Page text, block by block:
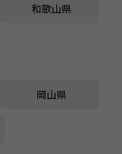
和歌山県
岡山県